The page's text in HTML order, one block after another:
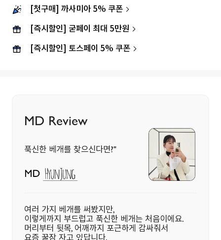
[첫구매] 까사미아 5% 쿠폰
[즉시할인] 굳페이 최대 5만원
[즉시할인] 토스페이 5% 쿠폰
MD Review
푹신한 베개를 찾으신다면?"
여러 가지 베개를 써봤지만,
이렇게까지 부드럽고 푹신한 베개는 처음이에요.
머리부터 뒷목, 어깨까지 포근하게 감싸줘서